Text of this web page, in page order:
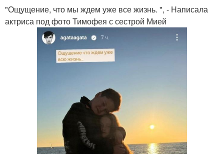
"Ощущение, что мы ждем уже все жизнь. ", - Написала
актриса под фото Тимофея с сестрой Мией